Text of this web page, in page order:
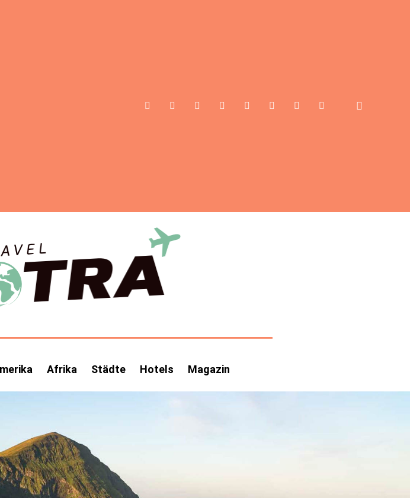
Afrika Städte Hotels Magazin